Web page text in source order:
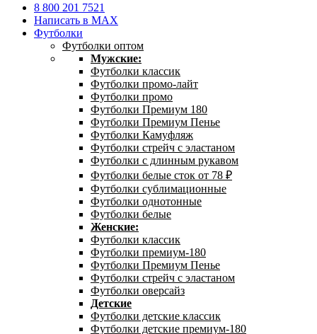
8 800 201 7521
Написать в MAX
Футболки
Футболки оптом
Мужские:
Футболки классик
Футболки промо-лайт
Футболки промо
Футболки Премиум 180
Футболки Премиум Пенье
Футболки Камуфляж
Футболки стрейч с эластаном
Футболки с длинным рукавом
Футболки белые сток от 78 ₽
Футболки сублимационные
Футболки однотонные
Футболки белые
Женские:
Футболки классик
Футболки премиум-180
Футболки Премиум Пенье
Футболки стрейч с эластаном
Футболки оверсайз
Детские
Футболки детские классик
Футболки детские премиум-180